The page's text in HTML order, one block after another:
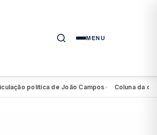
MENU
política de João Campos● Coluna da quarta: